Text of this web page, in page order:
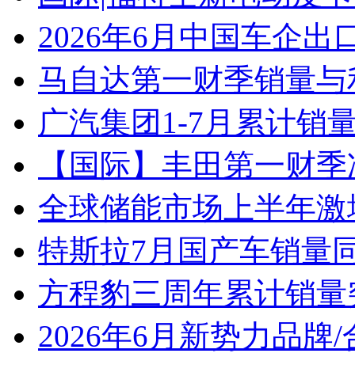
2026年6月中国车企出
马自达第一财季销量
广汽集团1-7月累计销
【国际】丰田第一财
全球储能市场上半年激
特斯拉7月国产车销量
方程豹三周年累计销
2026年6月新势力品牌